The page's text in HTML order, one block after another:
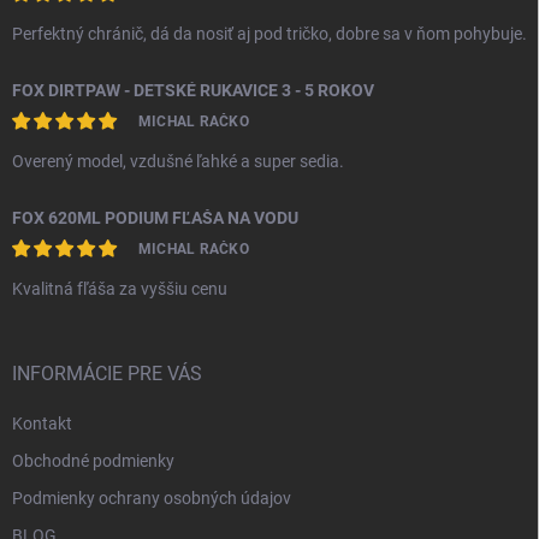
Perfektný chránič, dá da nosiť aj pod tričko, dobre sa v ňom pohybuje.
FOX DIRTPAW - DETSKÉ RUKAVICE 3 - 5 ROKOV
MICHAL RAČKO
Overený model, vzdušné ľahké a super sedia.
FOX 620ML PODIUM FĽAŠA NA VODU
MICHAL RAČKO
Kvalitná fľáša za vyššiu cenu
INFORMÁCIE PRE VÁS
Kontakt
Obchodné podmienky
Podmienky ochrany osobných údajov